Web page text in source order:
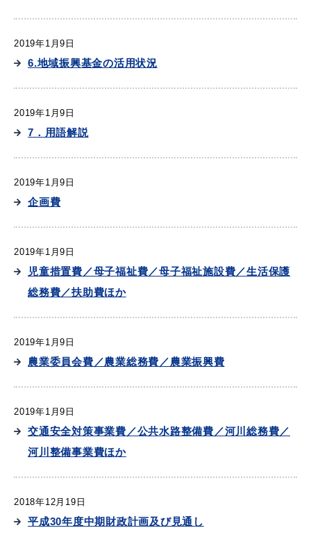
2019年1月9日
6.地域振興基金の活用状況
2019年1月9日
7．用語解説
2019年1月9日
企画費
2019年1月9日
児童措置費／母子福祉費／母子福祉施設費／生活保護
総務費／扶助費ほか
2019年1月9日
農業委員会費／農業総務費／農業振興費
2019年1月9日
交通安全対策事業費／公共水路整備費／河川総務費／
河川整備事業費ほか
2018年12月19日
平成30年度中期財政計画及び見通し